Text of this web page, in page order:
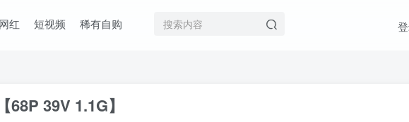
网红 短视频 稀有自购
68P 39V 1.1G】